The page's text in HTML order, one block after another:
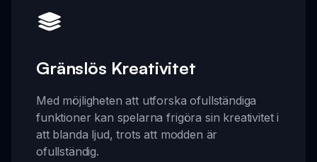
Gränslös Kreativitet
Med möjligheten att utforska ofullständiga
funktioner kan spelarna frigöra sin kreativitet i
att blanda ljud, trots att modden är
ofullständig.